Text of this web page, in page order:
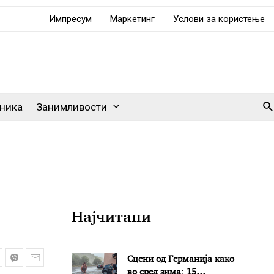
Импресум Маркетинг Услови за користење
Занимливости
Најчитани
Сцени од Германија како
во сред зима: 15